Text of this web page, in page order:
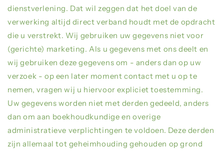
dienstverlening. Dat wil zeggen dat het doel van de
verwerking altijd direct verband houdt met de opdracht
die u verstrekt. Wij gebruiken uw gegevens niet voor
(gerichte) marketing. Als u gegevens met ons deelt en
wij gebruiken deze gegevens om - anders dan op uw
verzoek - op een later moment contact met u op te
nemen, vragen wij u hiervoor expliciet toestemming.
Uw gegevens worden niet met derden gedeeld, anders
dan om aan boekhoudkundige en overige
administratieve verplichtingen te voldoen. Deze derden
zijn allemaal tot geheimhouding gehouden op grond